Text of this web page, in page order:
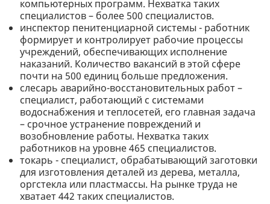
компьютерных программ. Нехватка таких
специалистов – более 500 специалистов.
инспектор пенитенциарной системы - работник
формирует и контролирует рабочие процессы
учреждений, обеспечивающих исполнение
наказаний. Количество вакансий в этой сфере
почти на 500 единиц больше предложения.
слесарь аварийно-восстановительных работ –
специалист, работающий с системами
водоснабжения и теплосетей, его главная задача
– срочное устранение повреждений и
возобновление работы. Нехватка таких
работников на уровне 465 специалистов.
токарь - специалист, обрабатывающий заготовки
для изготовления деталей из дерева, металла,
оргстекла или пластмассы. На рынке труда не
хватает 442 таких специалистов.